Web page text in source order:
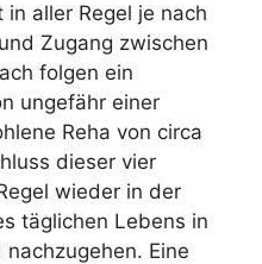
aller Regel je nach
Zugang zwischen
folgen ein
ungefähr einer
Reha von circa
dieser vier
wieder in der
täglichen Lebens in
Eine